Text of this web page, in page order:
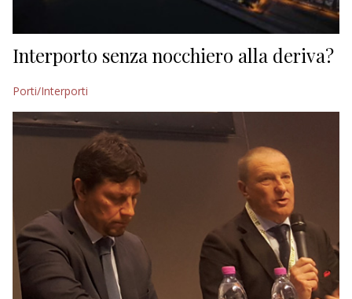
Interporto senza nocchiero alla deriva?
Porti/Interporti